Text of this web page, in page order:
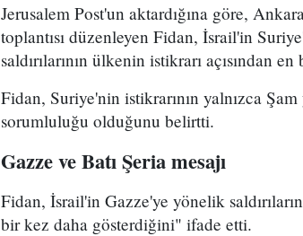
Jerusalem Post'un aktardığına göre,
toplantısı düzenleyen Fidan, İsrail'in
saldırılarının ülkenin istikrarı açısından
Fidan, Suriye'nin istikrarının yalnızca
sorumluluğu olduğunu belirtti.
Gazze ve Batı Şeria mesajı
Fidan, İsrail'in Gazze'ye yönelik
bir kez daha gösterdiğini" ifade etti.